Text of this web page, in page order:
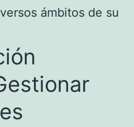
ámbitos de su